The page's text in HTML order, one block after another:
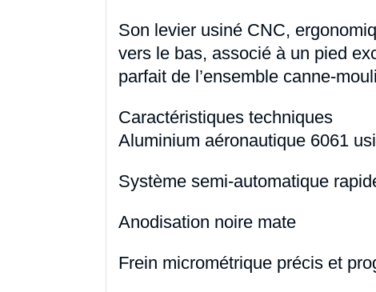
Son levier usiné CNC,
vers le bas, associé à un pied
parfait de l’ensemble canne-
Caractéristiques techniques
Aluminium aéronautique 6061
Système semi-automatique
Anodisation noire mate
Frein micrométrique précis et